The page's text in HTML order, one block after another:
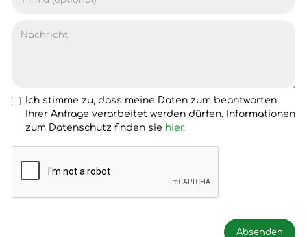
Ich stimme zu, dass meine Daten zum beantworten
Ihrer Anfrage verarbeitet werden dürfen. Informationen
zum Datenschutz finden sie hier.